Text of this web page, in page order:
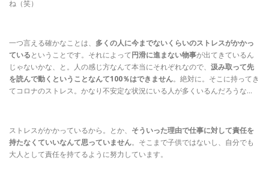
ね（笑）
一つ言える確かなことは、 多くの人に今までないくらいのストレスがかかっ
ているということです。それによって円滑に進まない物事が出てきているん
じゃないかな、と。人の感じ方なんて本当にそれぞれなので、 汲み取って先
を読んで動くということなんて100％はできません。絶対に。そこに持ってき
てコロナのストレス。かなり不安定な状況にいる人が多くいるんだろうな…
ストレスがかかっているから。とか、 そういった理由で仕事に対して責任を
持たなくていいなんて思っていません。そこまで子供ではないし、自分でも
大人として責任を持てるように努力しています。